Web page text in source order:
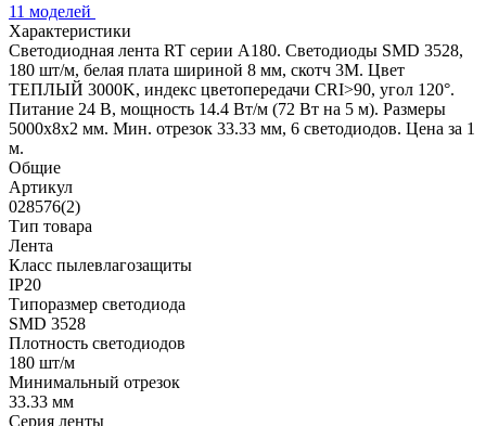
11 моделей
Характеристики
Светодиодная лента RT серии A180. Светодиоды SMD 3528,
180 шт/м, белая плата шириной 8 мм, скотч 3M. Цвет
ТЕПЛЫЙ 3000K, индекс цветопередачи CRI>90, угол 120°.
Питание 24 В, мощность 14.4 Вт/м (72 Вт на 5 м). Размеры
5000x8x2 мм. Мин. отрезок 33.33 мм, 6 светодиодов. Цена за 1
м.
Общие
Артикул
028576(2)
Тип товара
Лента
Класс пылевлагозащиты
IP20
Типоразмер светодиода
SMD 3528
Плотность светодиодов
180 шт/м
Минимальный отрезок
33.33 мм
Серия ленты